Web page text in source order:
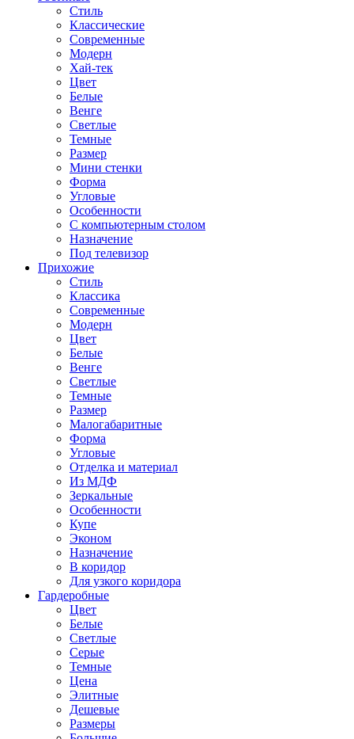
Стиль
Классические
Современные
Модерн
Хай-тек
Цвет
Белые
Венге
Светлые
Темные
Размер
Мини стенки
Форма
Угловые
Особенности
С компьютерным столом
Назначение
Под телевизор
Прихожие
Стиль
Классика
Современные
Модерн
Цвет
Белые
Венге
Светлые
Темные
Размер
Малогабаритные
Форма
Угловые
Отделка и материал
Из МДФ
Зеркальные
Особенности
Купе
Эконом
Назначение
В коридор
Для узкого коридора
Гардеробные
Цвет
Белые
Светлые
Серые
Темные
Цена
Элитные
Дешевые
Размеры